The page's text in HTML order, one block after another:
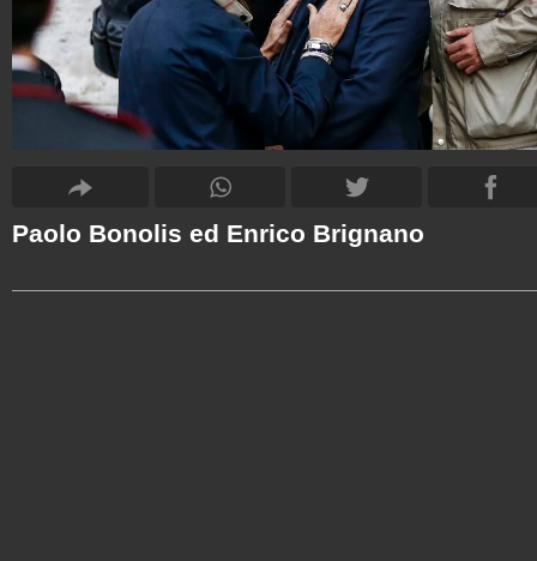
Paolo Bonolis ed Enrico Brignano